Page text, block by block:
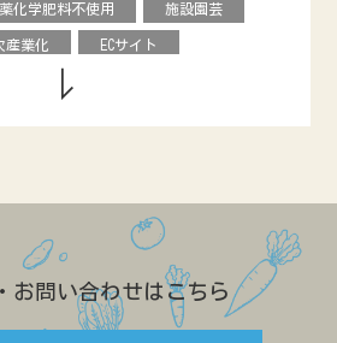
タムポエム ニンジン
ーカナ 造園
化学肥料不使用 施設園芸
産業化 ECサイト
GAP
ール
農政 ブランディング
学生 八百屋
お問い合わせはこちら